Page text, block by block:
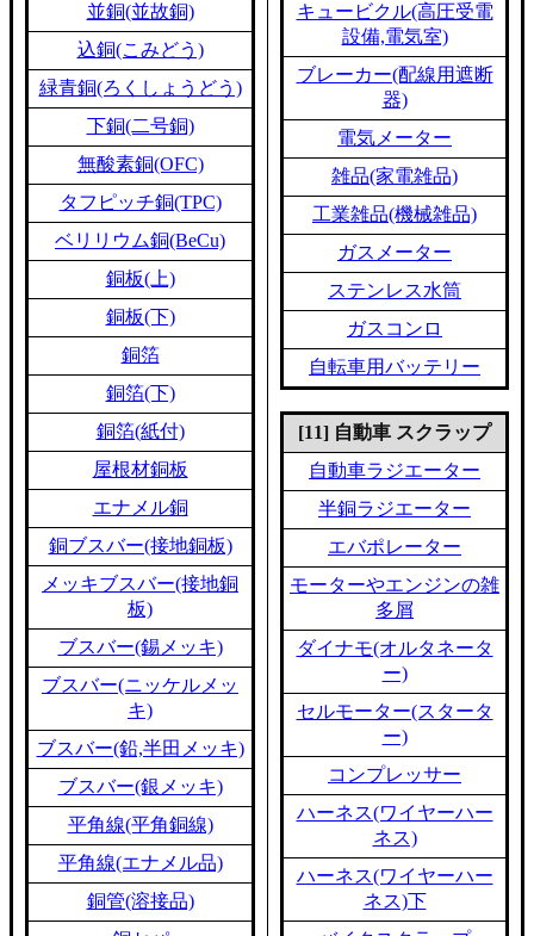
並銅(並故銅)
込銅(こみどう)
緑青銅(ろくしょうどう)
下銅(二号銅)
無酸素銅(OFC)
タフピッチ銅(TPC)
ベリリウム銅(BeCu)
銅板(上)
銅板(下)
銅箔
銅箔(下)
銅箔(紙付)
屋根材銅板
エナメル銅
銅ブスバー(接地銅板)
メッキブスバー(接地銅
板)
ブスバー(錫メッキ)
ブスバー(ニッケルメッ
キ)
ブスバー(鉛,半田メッキ)
ブスバー(銀メッキ)
平角線(平角銅線)
平角線(エナメル品)
銅管(溶接品)
キュービクル(高圧受電
設備,電気室)
ブレーカー(配線用遮断
器)
電気メーター
雑品(家電雑品)
工業雑品(機械雑品)
ガスメーター
ステンレス水筒
ガスコンロ
自転車用バッテリー
[11] 自動車 スクラップ
自動車ラジエーター
半銅ラジエーター
エバポレーター
モーターやエンジンの雑
多屑
ダイナモ(オルタネータ
ー)
セルモーター(スタータ
ー)
コンプレッサー
ハーネス(ワイヤーハー
ネス)
ハーネス(ワイヤーハー
ネス)下